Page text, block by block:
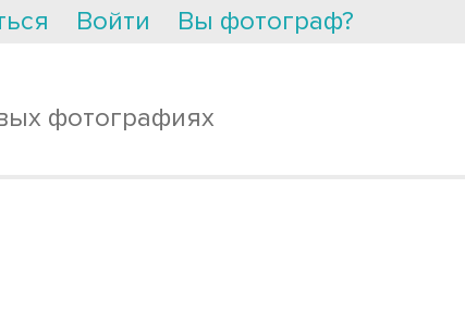
Войти Вы фотограф?
фотографиях